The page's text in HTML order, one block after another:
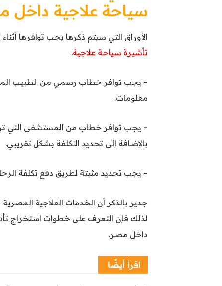
سياحة علاجية داخل
الأوراق التي سيتم ذكرها يجب توافرها
تأشيرة سياحة علاجية.
– يجب توافر خطاب رسمي من الطبيب
معلومات.
– يجب توافر خطاب من المستشفى التي
بالإضافة إلى تحديد التكلفة بشكل تقريبي.
– يجب تحديد مثبتة لطريق دفع تكلفة
جدير بالذكر أن الخدمات العلاجية المصرية
لذلك فإن التعرف على خطوات استخراج
داخل مصر.
اقرأ أيضًا